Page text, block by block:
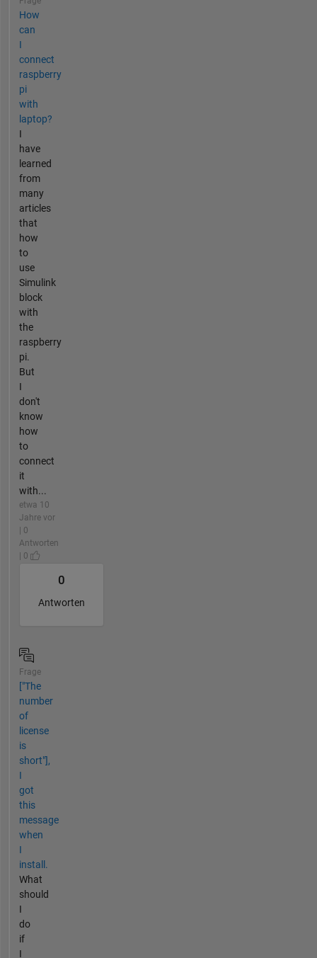
How
can
I
connect
raspberry
pi
with
laptop?
I
have
learned
from
many
articles
that
how
to
use
Simulink
block
with
the
raspberry
pi.
But
I
don't
know
how
to
connect
it
with...
etwa 10
Jahre vor
| 0
Antworten
| 0
0
Antworten
Frage
["The
number
of
license
is
short"],
I
got
this
message
when
I
install.
What
should
I
do
if
I